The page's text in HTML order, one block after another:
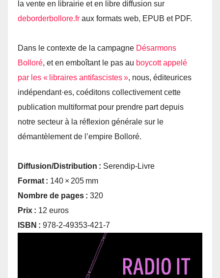
la vente en librairie et en libre diffusion sur
deborderbollore.​fr aux formats web, EPUB et PDF.
Dans le contexte de la campagne Désarmons
Bolloré, et en emboîtant le pas au boycott appelé
par les « libraires antifascistes », nous, éditeurices
indépendant·es, coéditons collectivement cette
publication multiformat pour prendre part depuis
notre secteur à la réflexion générale sur le
démantèlement de l’empire Bolloré.
Diffusion/Distribution : Serendip-Livre
Format : 140 × 205 mm
Nombre de pages : 320
Prix : 12 euros
ISBN : 978-2-49353-421-7